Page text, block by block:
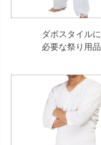
ダボスタイルに
必要な祭り用品